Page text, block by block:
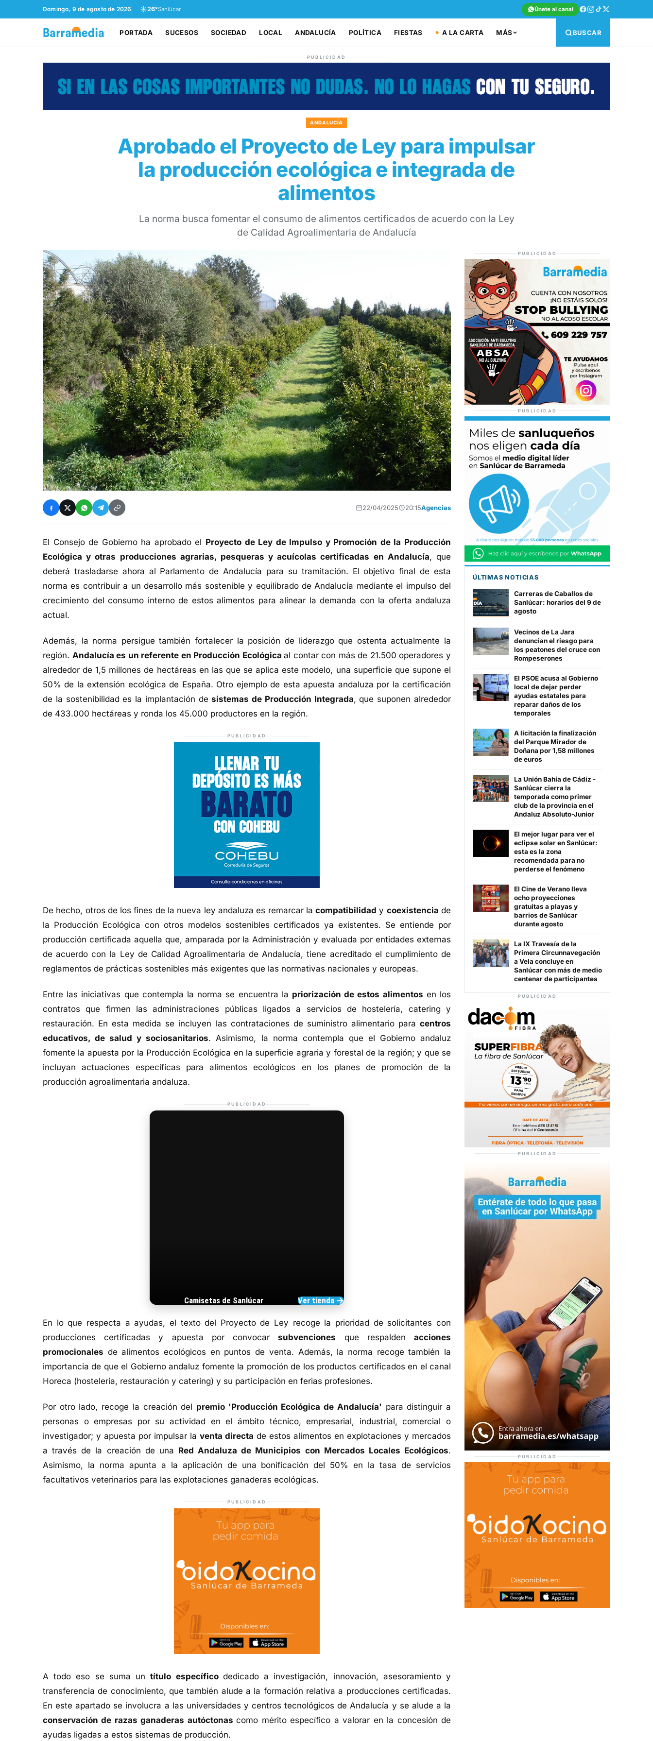
Domingo, 9 de agosto de 2026 ☀️26°Sanlúcar Únete al canal
PORTADA SUCESOS SOCIEDAD LOCAL ANDALUCÍA POLÍTICA FIESTAS A LA CARTA MÁS BUSCAR
PUBLICIDAD
ANDALUCÍA
Aprobado el Proyecto de Ley para impulsar
la producción ecológica e integrada de
alimentos
La norma busca fomentar el consumo de alimentos certificados de acuerdo con la Ley
de Calidad Agroalimentaria de Andalucía
22/04/2025 20:15Agencias
El Consejo de Gobierno ha aprobado el Proyecto de Ley de Impulso y Promoción de la Producción
Ecológica y otras producciones agrarias, pesqueras y acuícolas certificadas en Andalucía, que
deberá trasladarse ahora al Parlamento de Andalucía para su tramitación. El objetivo final de esta
norma es contribuir a un desarrollo más sostenible y equilibrado de Andalucía mediante el impulso del
crecimiento del consumo interno de estos alimentos para alinear la demanda con la oferta andaluza
actual.
Además, la norma persigue también fortalecer la posición de liderazgo que ostenta actualmente la
región. Andalucía es un referente en Producción Ecológicaal contar con más de 21.500 operadores y
alrededor de 1,5 millones de hectáreas en las que se aplica este modelo, una superficie que supone el
50% de la extensión ecológica de España. Otro ejemplo de esta apuesta andaluza por la certificación
de la sostenibilidad es la implantación desistemas de Producción Integrada, que suponen alrededor
de 433.000 hectáreas y ronda los 45.000 productores en la región.
PUBLICIDAD
De hecho, otros de los fines de la nueva ley andaluza es remarcar lacompatibilidad y coexistencia de
la Producción Ecológica con otros modelos sostenibles certificados ya existentes. Se entiende por
producción certificada aquella que, amparada por la Administración y evaluada por entidades externas
de acuerdo con la Ley de Calidad Agroalimentaria de Andalucía, tiene acreditado el cumplimiento de
reglamentos de prácticas sostenibles más exigentes que las normativas nacionales y europeas.
Entre las iniciativas que contempla la norma se encuentra la priorización de estos alimentos en los
contratos que firmen las administraciones públicas ligados a servicios de hostelería, catering y
restauración. En esta medida se incluyen las contrataciones de suministro alimentario para centros
educativos, de salud y sociosanitarios. Asimismo, la norma contempla que el Gobierno andaluz
fomente la apuesta por la Producción Ecológica en la superficie agraria y forestal de la región; y que se
incluyan actuaciones específicas para alimentos ecológicos en los planes de promoción de la
producción agroalimentaria andaluza.
PUBLICIDAD
Camisetas de Sanlúcar Ver tienda →
En lo que respecta a ayudas, el texto del Proyecto de Ley recoge la prioridad de solicitantes con
producciones certificadas y apuesta por convocarsubvenciones que respaldenacciones
promocionales de alimentos ecológicos en puntos de venta. Además, la norma recoge también la
importancia de que el Gobierno andaluz fomente la promoción de los productos certificados en el canal
Horeca (hostelería, restauración y catering) y su participación en ferias profesiones.
Por otro lado, recoge la creación del premio 'Producción Ecológica de Andalucía' para distinguir a
personas o empresas por su actividad en el ámbito técnico, empresarial, industrial, comercial o
investigador; y apuesta por impulsar la venta directa de estos alimentos en explotaciones y mercados
a través de la creación de una Red Andaluza de Municipios con Mercados Locales Ecológicos.
Asimismo, la norma apunta a la aplicación de una bonificación del 50% en la tasa de servicios
facultativos veterinarios para las explotaciones ganaderas ecológicas.
PUBLICIDAD
A todo eso se suma untítulo específico dedicado a investigación, innovación, asesoramiento y
transferencia de conocimiento, que también alude a la formación relativa a producciones certificadas.
En este apartado se involucra a las universidades y centros tecnológicos de Andalucía y se alude a la
conservación de razas ganaderas autóctonascomo mérito específico a valorar en la concesión de
ayudas ligadas a estos sistemas de producción.
PUBLICIDAD
PUBLICIDAD
ÚLTIMAS NOTICIAS
Carreras de Caballos de
Sanlúcar: horarios del 9 de
agosto
Vecinos de La Jara
denuncian el riesgo para
los peatones del cruce con
Rompeserones
El PSOE acusa al Gobierno
local de dejar perder
ayudas estatales para
reparar daños de los
temporales
A licitación la finalización
del Parque Mirador de
Doñana por 1,58 millones
de euros
La Unión Bahía de Cádiz -
Sanlúcar cierra la
temporada como primer
club de la provincia en el
Andaluz Absoluto-Junior
El mejor lugar para ver el
eclipse solar en Sanlúcar:
esta es la zona
recomendada para no
perderse el fenómeno
El Cine de Verano lleva
ocho proyecciones
gratuitas a playas y
barrios de Sanlúcar
durante agosto
La IX Travesía de la
Primera Circunnavegación
a Vela concluye en
Sanlúcar con más de medio
centenar de participantes
PUBLICIDAD
PUBLICIDAD
PUBLICIDAD